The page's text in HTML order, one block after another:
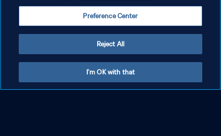
Preference Center
Reject All
I'm OK with that